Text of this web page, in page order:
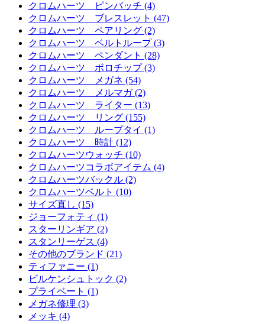
クロムハーツ ピンバッチ (4)
クロムハーツ ブレスレット (47)
クロムハーツ ペアリング (2)
クロムハーツ ベルトループ (3)
クロムハーツ ペンダント (28)
クロムハーツ ボロチップ (3)
クロムハーツ メガネ (54)
クロムハーツ メルマガ (2)
クロムハーツ ライター (13)
クロムハーツ リング (155)
クロムハーツ ループタイ (1)
クロムハーツ 時計 (12)
クロムハーツウォッチ (10)
クロムハーツコラボアイテム (4)
クロムハーツバックル (2)
クロムハーツベルト (10)
サイズ直し (15)
ジョーフォティ (1)
スターリンギア (2)
スタンリーゲス (4)
その他のブランド (21)
ティファニー (1)
ビルケンシュトック (2)
プライベート (1)
メガネ修理 (3)
メッキ (4)